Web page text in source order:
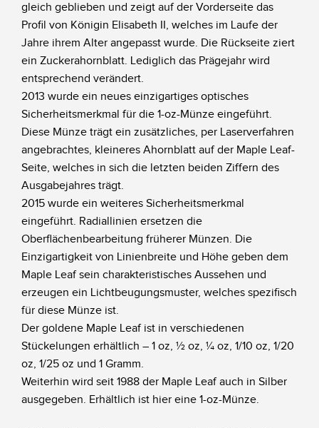
gleich geblieben und zeigt auf der Vorderseite das
Profil von Königin Elisabeth II, welches im Laufe der
Jahre ihrem Alter angepasst wurde. Die Rückseite ziert
ein Zuckerahornblatt. Lediglich das Prägejahr wird
entsprechend verändert.
2013 wurde ein neues einzigartiges optisches
Sicherheitsmerkmal für die 1-oz-Münze eingeführt.
Diese Münze trägt ein zusätzliches, per Laserverfahren
angebrachtes, kleineres Ahornblatt auf der Maple Leaf-
Seite, welches in sich die letzten beiden Ziffern des
Ausgabejahres trägt.
2015 wurde ein weiteres Sicherheitsmerkmal
eingeführt. Radiallinien ersetzen die
Oberflächenbearbeitung früherer Münzen. Die
Einzigartigkeit von Linienbreite und Höhe geben dem
Maple Leaf sein charakteristisches Aussehen und
erzeugen ein Lichtbeugungsmuster, welches spezifisch
für diese Münze ist.
Der goldene Maple Leaf ist in verschiedenen
Stückelungen erhältlich – 1 oz, ½ oz, ¼ oz, 1/10 oz, 1/20
oz, 1/25 oz und 1 Gramm.
Weiterhin wird seit 1988 der Maple Leaf auch in Silber
ausgegeben. Erhältlich ist hier eine 1-oz-Münze.